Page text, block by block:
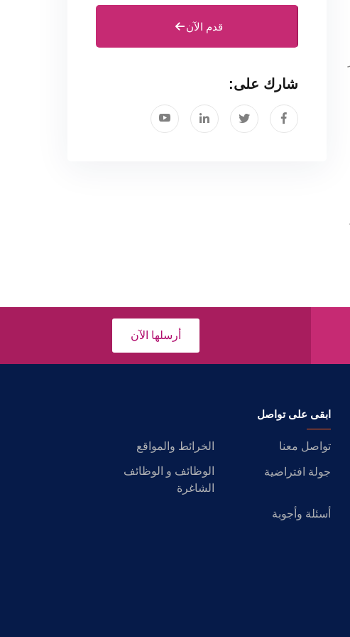
قدم الآن
شارك على:
أرسلها الآن
ابقى على تواصل
تواصل معنا
الخرائط والمواقع
جولة افتراضية
الوظائف و الوظائف
الشاغرة
أسئلة وأجوبة